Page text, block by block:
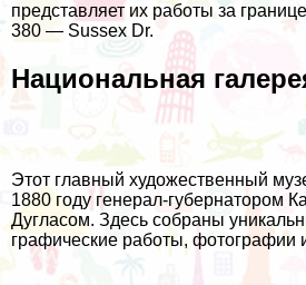
представляет их работы за
380 — Sussex Dr.
Национальная
Этот главный художественный
1880 году генерал-губернатором
Дугласом. Здесь собраны
графические работы, фотографии